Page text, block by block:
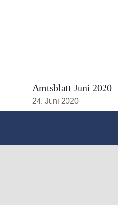
Amtsblatt Juni 2020
24. Juni 2020